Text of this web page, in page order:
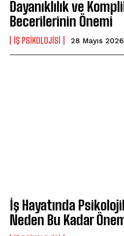
Dayanıklılık ve
Becerilerinin Önemi
İŞ PSIKOLOJISI 28 Mayıs 2026
İş Hayatında
Neden Bu Kadar